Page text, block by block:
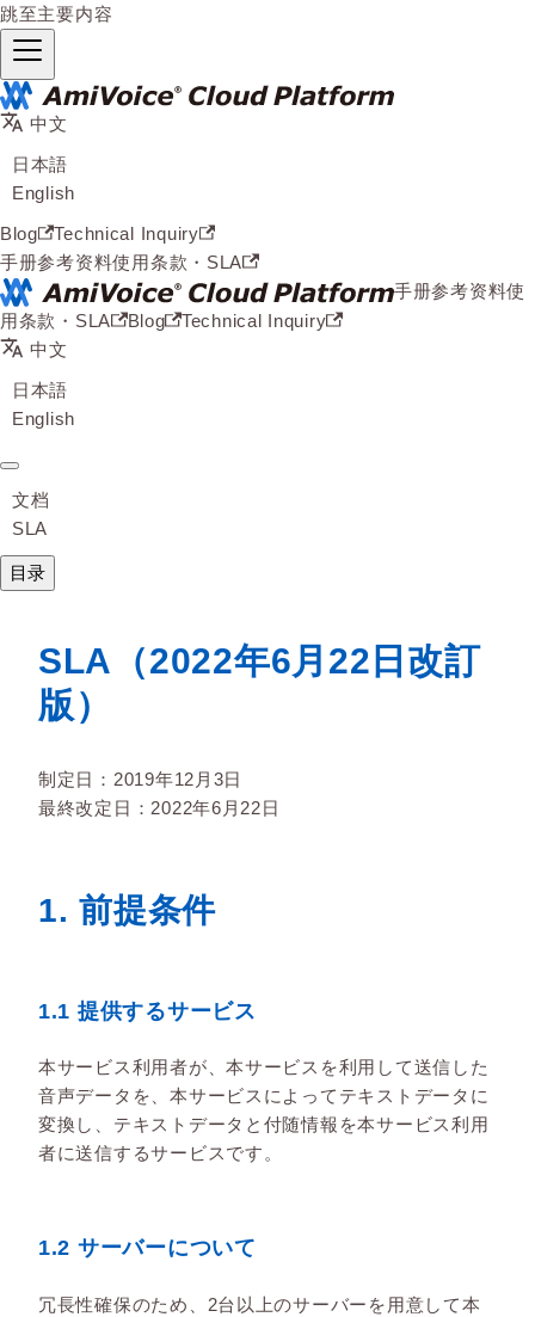
跳至主要内容
中文
日本語
English
Blog
Technical Inquiry
手册参考资料使用条款・SLA
手册参考资料使
用条款・SLA
Blog
Technical Inquiry
中文
日本語
English
文档
SLA
目录
SLA（2022年6月22日改訂
版）
制定日：2019年12月3日
最終改定日：2022年6月22日
1. 前提条件
1.1 提供するサービス
本サービス利用者が、本サービスを利用して送信した
音声データを、本サービスによってテキストデータに
変換し、テキストデータと付随情報を本サービス利用
者に送信するサービスです。
1.2 サーバーについて
冗長性確保のため、2台以上のサーバーを用意して本